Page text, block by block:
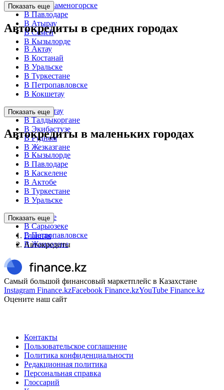
В Усть-Каменогорске
В Павлодаре
В Атырау
В Семей
В Кызылорде
Показать еще
Автокредиты в средних городах
В Актау
В Костанай
В Уральске
В Туркестане
В Петропавловске
В Кокшетау
В Темиртау
В Талдыкоргане
В Экибастузе
В Рудном
В Жезказгане
Показать еще
Автокредиты в маленьких городах
В Кызылорде
В Павлодаре
В Каскелене
В Актобе
В Туркестане
В Уральске
В Аксайе
В Сарыозеке
В Петропавловске
В Жанаозене
Показать еще
Главная
Автокредиты
Самый большой финансовый маркетплейс в Казахстане
Instagram Finance.kzFacebook Finance.kzYouTube Finance.kz
Оцените наш сайт
Контакты
Пользовательское соглашение
Политика конфиденциальности
Редакционная политика
Персональная справка
Глоссарий